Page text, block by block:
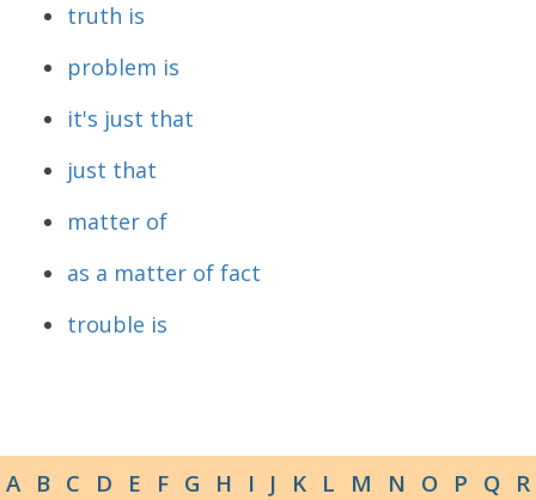
truth is
problem is
it's just that
just that
matter of
as a matter of fact
trouble is
A B C D E F G H I J K L M N O P Q R